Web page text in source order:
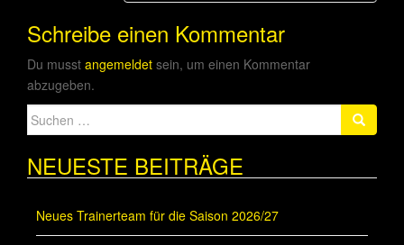
Schreibe einen Kommentar
Du musst angemeldet sein, um einen Kommentar
abzugeben.
Suche
nach:
NEUESTE BEITRÄGE
Neues Trainerteam für die Saison 2026/27